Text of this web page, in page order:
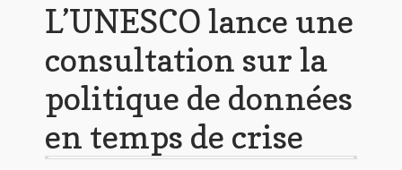
L’UNESCO lance une
consultation sur la
politique de données
en temps de crise